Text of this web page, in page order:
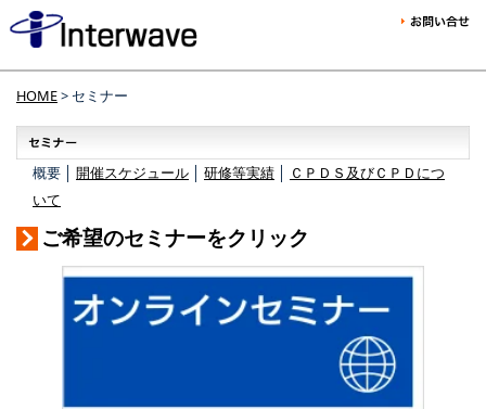
HOME> セミナー
概要 │ 開催スケジュール 研修等実績
ＣＰＤＳ及びＣＰＤにつ
いて
ご希望のセミナーをクリック